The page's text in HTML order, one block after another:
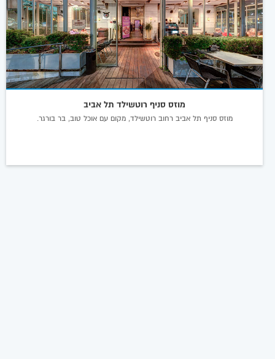
מוזס סניף רוטשילד תל אביב
מוזס סניף תל אביב רחוב רוטשילד, מקום עם אוכל טוב, בר בורגר.